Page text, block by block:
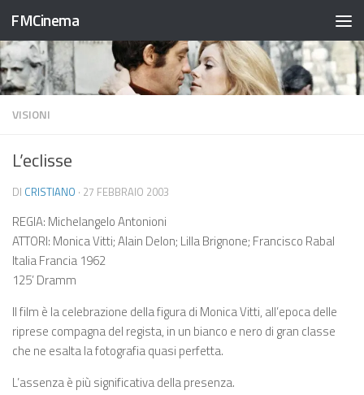
Salta al contenuto
FMCinema
VISIONI
L’eclisse
DI CRISTIANO · 27 FEBBRAIO 2003
REGIA: Michelangelo Antonioni
ATTORI: Monica Vitti; Alain Delon; Lilla Brignone; Francisco Rabal
Italia Francia 1962
125’ Dramm
Il film è la celebrazione della figura di Monica Vitti, all’epoca delle
riprese compagna del regista, in un bianco e nero di gran classe
che ne esalta la fotografia quasi perfetta.
L’assenza è più significativa della presenza.